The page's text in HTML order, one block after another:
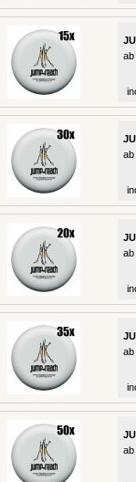
ab
ab
ab
ab
ab